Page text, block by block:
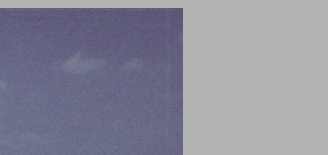
נגוהות זהב על ירושלים ... 0